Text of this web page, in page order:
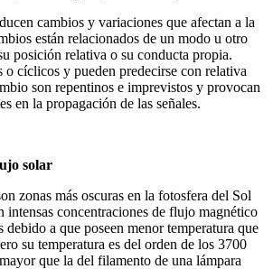
cambios y variaciones que afectan a la
están relacionados de un modo u otro
posición relativa o su conducta propia.
o cíclicos y pueden predecirse con relativa
son repentinos e imprevistos y provocan
en la propagación de las señales.
solar
zonas más oscuras en la fotosfera del Sol
intensas concentraciones de flujo magnético
debido a que poseen menor temperatura que
su temperatura es del orden de los 3700
que la del filamento de una lámpara